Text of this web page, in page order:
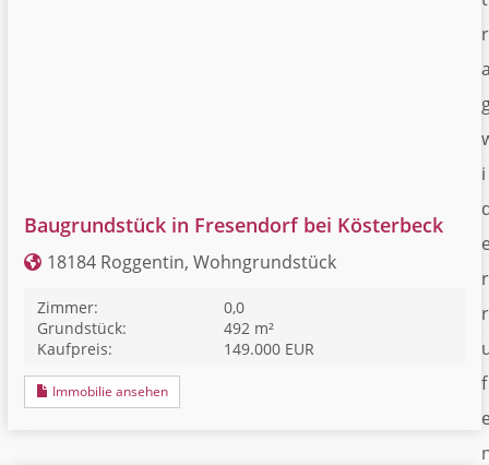
Baugrundstück in Fresendorf bei Kösterbeck
18184 Roggentin, Wohngrundstück
Zimmer:
0,0
Grundstück:
492 m²
Kaufpreis:
149.000 EUR
Immobilie ansehen
r
i
r
r
f